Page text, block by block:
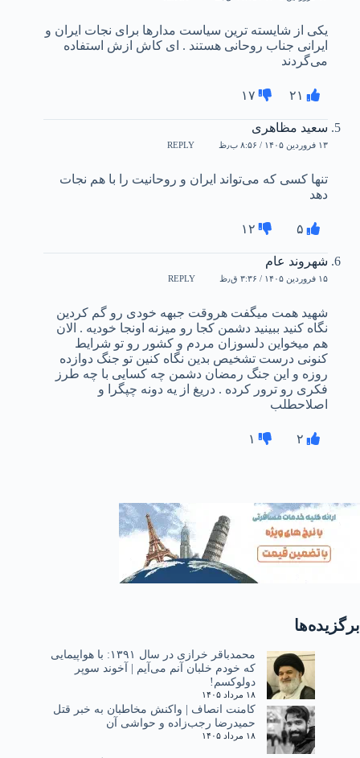
یکی از شایسته ترین سیاست مدارها برای نجات ایران و
ایرانی جناب روحانی هستند . ای کاش ازش استفاده
می‌گردند
۲۱ ۱۷
سعید مظاهری
۱۳ فروردین ۱۴۰۵ / ۸:۵۶ ب٫ظ REPLY
تنها کسی که می‌تواند ایران و روحانیت را با هم نجات
دهد
۵ ۱۲
شهروند عام
۱۵ فروردین ۱۴۰۵ / ۳:۳۶ ق٫ظ REPLY
شهید همت میگفت هروقت جبهه خودی رو گم کردین
نگاه کنید ببینید دشمن کجا رو میزنه اونجا خودیه . الان
هم میخواین دلسوزان مردم و کشور رو تو شرایط
کنونی درست تشخیص بدین نگاه کنین تو جنگ دوازده
روزه و این جنگ رمضان دشمن چه کسایی با چه طرز
فکری رو ترور کرده . دریغ از یه دونه چپگرا و
اصلاحطلب
۲ ۱
برگزیده‌ها
محمدباقر خرازی در سال ۱۳۹۱: با هواپیمایی
که خودم خلبان آنم می‌آیم | آخوند سوپر
دولوکسم!
۱۸ مرداد ۱۴۰۵
کامنت انصاف | واکنش مخاطبان به خبر قتل
حمیدرضا رجب‌زاده و حواشی آن
۱۸ مرداد ۱۴۰۵